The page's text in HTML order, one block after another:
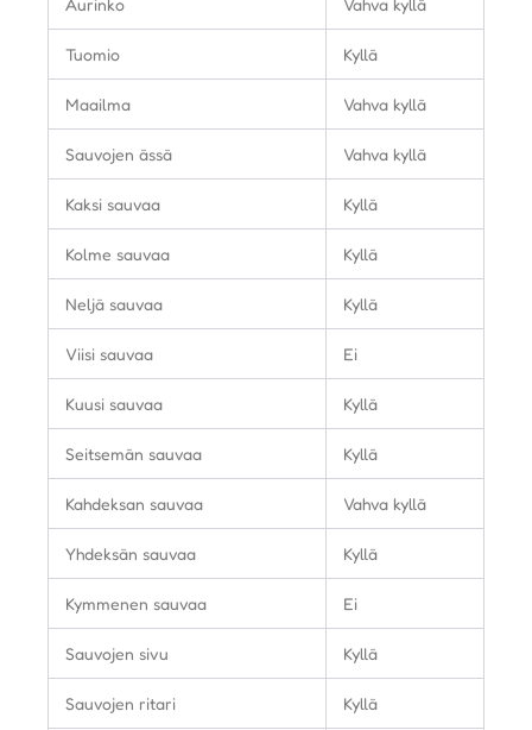
Aurinko Vahva kyllä
Tuomio Kyllä
Maailma Vahva kyllä
Sauvojen ässä Vahva kyllä
Kaksi sauvaa Kyllä
Kolme sauvaa Kyllä
Neljä sauvaa Kyllä
Viisi sauvaa Ei
Kuusi sauvaa Kyllä
Seitsemän sauvaa Kyllä
Kahdeksan sauvaa Vahva kyllä
Yhdeksän sauvaa Kyllä
Kymmenen sauvaa Ei
Sauvojen sivu Kyllä
Sauvojen ritari Kyllä